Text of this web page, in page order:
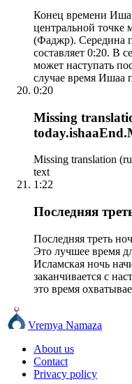
Конец времени
центральной точке
(Фаджр). Середина
составляет 0:20. В
может наступать
случае время Ишаа
0:20
Missing
Missing translation
text
1:22
Последняя
Последняя треть
Это лучшее время
Исламская ночь
заканчивается с
это время
Vremya Namaza
About us
Contact
Privacy policy